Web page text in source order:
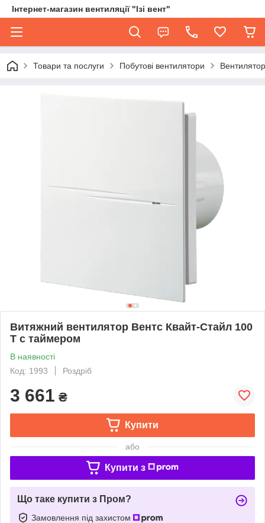
Інтернет-магазин вентиляції "Ізі вент"
Товари та послуги Побутові вентилятори
Витяжний вентилятор Вентс Квайт-Стайл 100
Т с таймером
В наявності
Код: 1993
Роздріб
3 661 ₴
Купити
або
Купити з
Що таке купити з Пром?
Замовлення під захистом